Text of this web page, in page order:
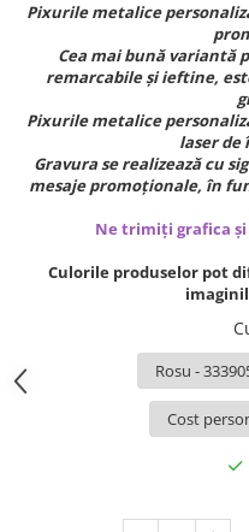
Pixurile metalice
Cea mai bună variantă
remarcabile și ieftine,
Pixurile metalice
laser
Gravura se realizează cu
mesaje promoționale, în
Ne trimiți grafica
Culorile produselor pot